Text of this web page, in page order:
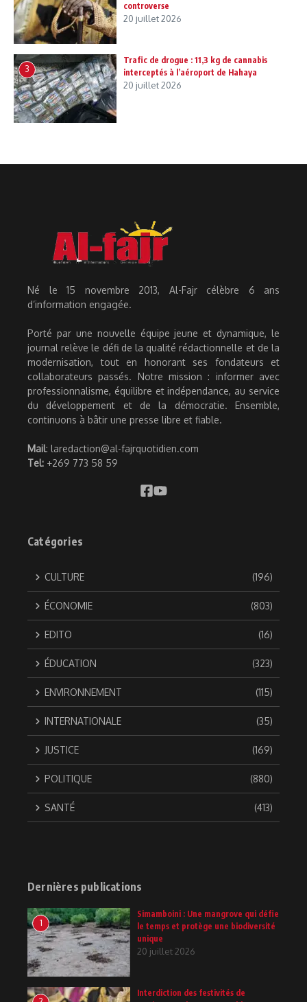
controverse
20 juillet 2026
3
Trafic de drogue : 11,3 kg de cannabis
interceptés à l’aéroport de Hahaya
20 juillet 2026
Né le 15 novembre 2013, Al-Fajr célèbre 6 ans
d’information engagée.
Porté par une nouvelle équipe jeune et dynamique, le
journal relève le défi de la qualité rédactionnelle et de la
modernisation, tout en honorant ses fondateurs et
collaborateurs passés. Notre mission : informer avec
professionnalisme, équilibre et indépendance, au service
du développement et de la démocratie. Ensemble,
continuons à bâtir une presse libre et fiable.
Mail: laredaction@al-fajrquotidien.com
Tel: +269 773 58 59
Catégories
CULTURE (196)
ÉCONOMIE (803)
EDITO (16)
ÉDUCATION (323)
ENVIRONNEMENT (115)
INTERNATIONALE (35)
JUSTICE (169)
POLITIQUE (880)
SANTÉ (413)
Dernières publications
1
Simamboini : Une mangrove qui défie
le temps et protège une biodiversité
unique
20 juillet 2026
Interdiction des festivités de